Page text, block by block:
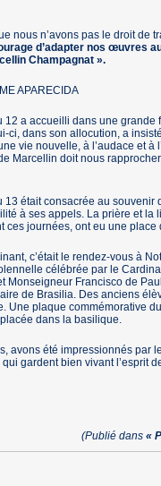
nous n’avons pas le droit de
d’adapter nos œuvres
Champagnat ».
APARECIDA
12 a accueilli dans une grande
ci, dans son allocution, a
vie nouvelle, à l’audace et à
Marcellin doit nous
13 était consacrée au souvenir
à ses appels. La prière et
ces journées, ont eu une
c’était le rendez-vous à
célébrée par le
Monseigneur Francisco de
de Brasilia. Des anciens
Une plaque commémorative
dans la basilique.
avons été impressionnés par
gardent bien vivant l’esprit
(Publié dans«